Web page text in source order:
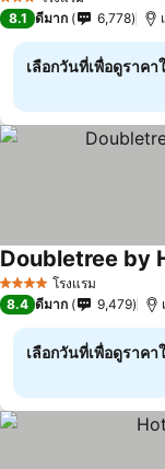
3 ดาว
8.1 ดีมาก 6,778
เลือกวันที่เพื่อดูราค
4 ดาว โรงแรม
Doubletree by
8.4 ดีมาก 9,479
เลือกวันที่เพื่อดูราค